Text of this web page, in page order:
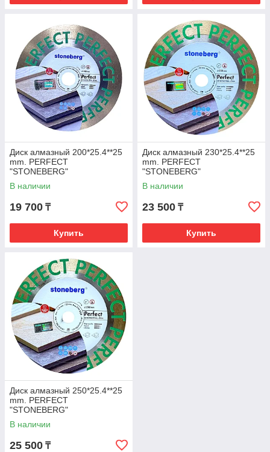
Диск алмазный 200*25.4**25
mm. PERFECT
"STONEBERG"
В наличии
19 700 ₸
Купить
Диск алмазный 230*25.4**25
mm. PERFECT
"STONEBERG"
В наличии
23 500 ₸
Купить
Диск алмазный 250*25.4**25
mm. PERFECT
"STONEBERG"
В наличии
25 500 ₸